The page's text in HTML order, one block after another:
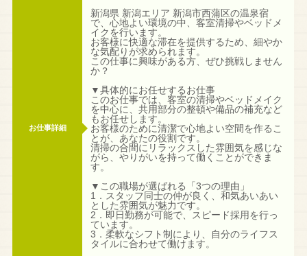
お仕事詳細
新潟県 新潟エリア 新潟市西蒲区の温泉宿
で、心地よい環境の中、客室清掃やベッドメ
イクを行います。
お客様に快適な滞在を提供するため、細やか
な気配りが求められます。
この仕事に興味がある方、ぜひ挑戦しません
か？
▼具体的にお任せするお仕事
このお仕事では、客室の清掃やベッドメイク
を中心に、共用部分の整頓や備品の補充など
もお任せします。
お客様のために清潔で心地よい空間を作るこ
とが、あなたの役割です。
清掃の合間にリラックスした雰囲気を感じな
がら、やりがいを持って働くことができま
す。
▼この職場が選ばれる「3つの理由」
1．スタッフ同士の仲が良く、和気あいあい
とした雰囲気が魅力です。
2．即日勤務が可能で、スピード採用を行っ
ています。
3．柔軟なシフト制により、自分のライフス
タイルに合わせて働けます。